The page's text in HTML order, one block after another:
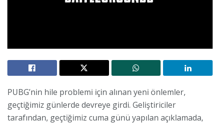
PUBG’nin hile problemi için alınan yeni önlemler,
geçtiğimiz günlerde devreye girdi. Geliştiriciler
tarafından, geçtiğimiz cuma günü yapılan açıklamada,